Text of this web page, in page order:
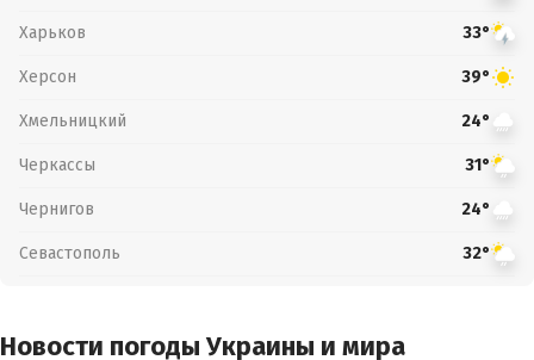
Харьков 33°
Херсон 39°
Хмельницкий 24°
Черкассы 31°
Чернигов 24°
Севастополь 32°
Новости погоды Украины и мира